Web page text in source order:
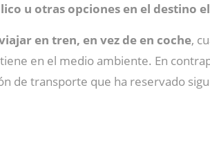
u otras opciones en el destino
en tren, en vez de en coche,
en el medio ambiente. En
de transporte que ha reservado